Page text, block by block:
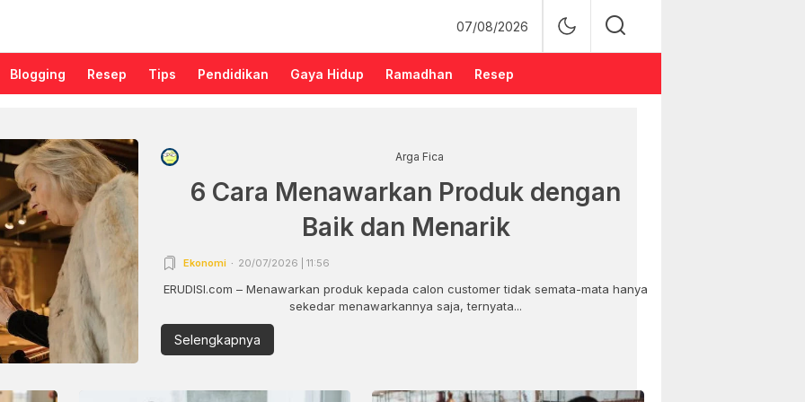
07/08/2026
Blogging Resep Tips Pendidikan Gaya Hidup Ramadhan Resep
Arga Fica
6 Cara Menawarkan Produk dengan
Baik dan Menarik
Ekonomi 20/07/2026 | 11:56
ERUDISI.com – Menawarkan produk kepada calon customer tidak semata-mata hanya
sekedar menawarkannya saja, ternyata...
Selengkapnya